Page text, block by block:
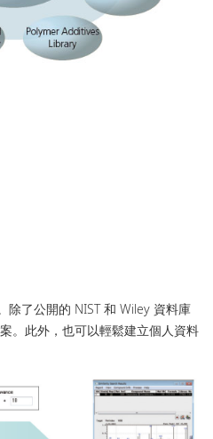
除了公開的 NIST 和 Wiley 資料庫
。此外，也可以輕鬆建立個人資料